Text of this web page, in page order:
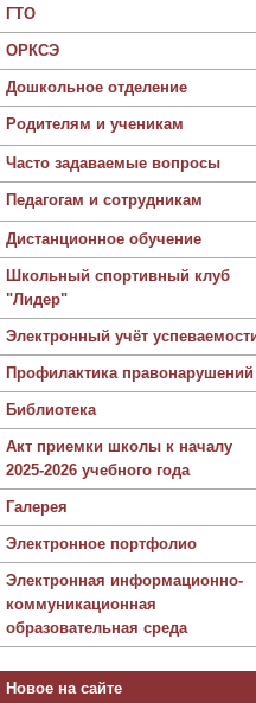
ГТО
ОРКСЭ
Дошкольное отделение
Родителям и ученикам
Часто задаваемые вопросы
Педагогам и сотрудникам
Дистанционное обучение
Школьный спортивный клуб
"Лидер"
Электронный учёт
Профилактика правонарушений
Библиотека
Акт приемки школы к началу
2025-2026 учебного года
Галерея
Электронное портфолио
Электронная информационно-
коммуникационная
образовательная среда
Новое на сайте